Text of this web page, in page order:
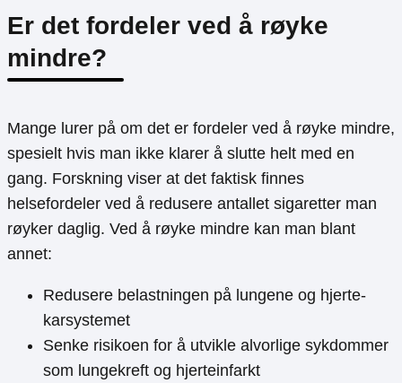
Er det fordeler ved å røyke
mindre?
Mange lurer på om det er fordeler ved å røyke mindre,
spesielt hvis man ikke klarer å slutte helt med en
gang. Forskning viser at det faktisk finnes
helsefordeler ved å redusere antallet sigaretter man
røyker daglig. Ved å røyke mindre kan man blant
annet:
Redusere belastningen på lungene og hjerte-
karsystemet
Senke risikoen for å utvikle alvorlige sykdommer
som lungekreft og hjerteinfarkt